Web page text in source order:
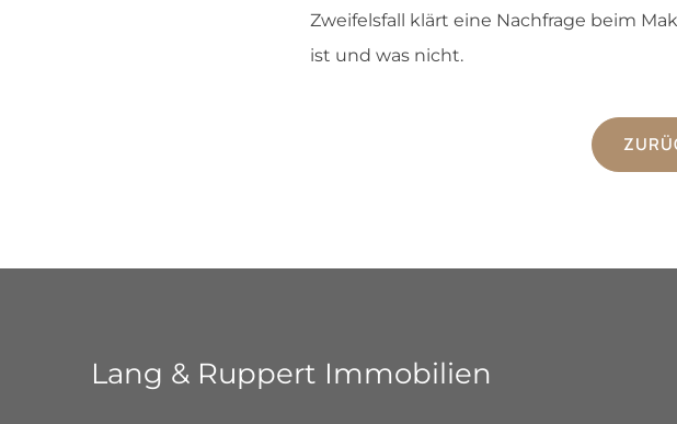
Zweifelsfall klärt eine Nachfrage beim
ist und was nicht.
Lang & Ruppert Immobilien